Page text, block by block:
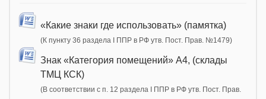
«Какие знаки где использовать» (памятка)
(К пункту 36 раздела I ППР в РФ утв. Пост. Прав. №1479)
Знак «Категория помещений» А4, (склады
ТМЦ КСК)
(В соответствии с п. 12 раздела I ППР в РФ утв. Пост. Прав.